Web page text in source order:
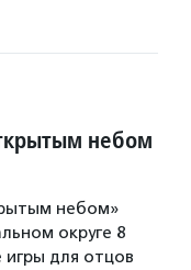
небом
небом»
округе 8
игры для отцов